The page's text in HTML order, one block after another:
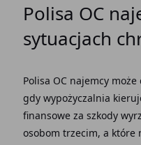
Polisa OC
sytuacjach
Polisa OC najemcy może
gdy wypożyczalnia
finansowe za szkody
osobom trzecim, a które